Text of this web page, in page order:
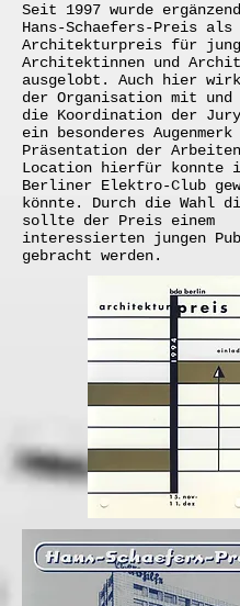
Seit 1997 wurde
Hans-Schaefers-Preis als
Architekturpreis für
Architektinnen und
ausgelobt. Auch hier
der Organisation mit und
die Koordination der
ein besonderes
Präsentation der
Location hierfür konnte
Berliner Elektro-Club
könnte. Durch die Wahl
sollte der Preis einem
interessierten jungen
gebracht werden.